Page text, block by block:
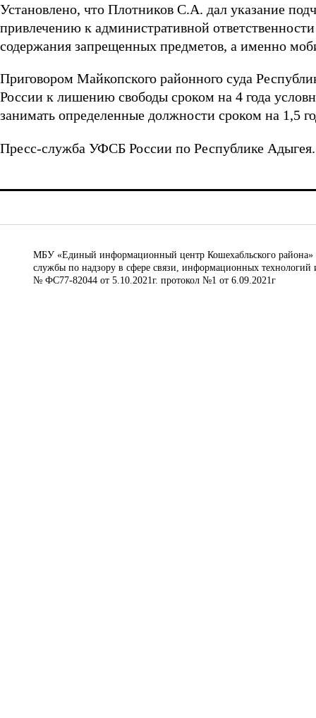
Установлено, что Плотников С.А. дал указание
привлечению к административной
содержания запрещенных предметов, а именно
Приговором Майкопского районного суда
России к лишению свободы сроком на 4 года
занимать определенные должности сроком на 1,5
Пресс-служба УФСБ России по Республике Адыгея.
МБУ «Единый информационный центр Кошехабльского района»
службы по надзору в сфере связи, информационных
№ ФС77-82044 от 5.10.2021г. протокол №1 от 6.09.2021г